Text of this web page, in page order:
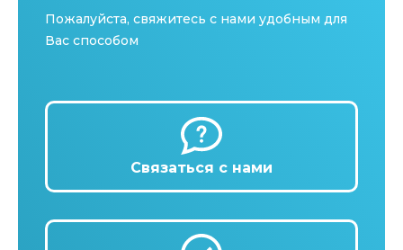
Пожалуйста, свяжитесь с нами удобным для
Вас способом
Связаться с нами